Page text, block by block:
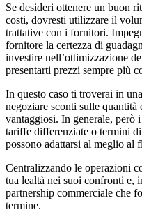
Se desideri ottenere un buon
costi, dovresti utilizzare il
trattative con i fornitori.
fornitore la certezza di
investire nell’ottimizzazione
presentarti prezzi sempre più
In questo caso ti troverai in
negoziare sconti sulle
vantaggiosi. In generale,
tariffe differenziate o termini
possono adattarsi al meglio al
Centralizzando le operazioni
tua lealtà nei suoi confronti e,
partnership commerciale che
termine.